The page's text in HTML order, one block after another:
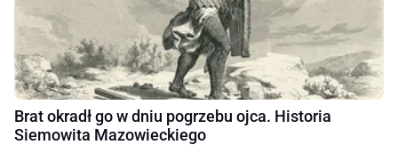
Brat okradł go w dniu pogrzebu ojca. Historia
Siemowita Mazowieckiego